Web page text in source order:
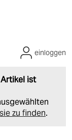
ist
zu finden.
einloggen